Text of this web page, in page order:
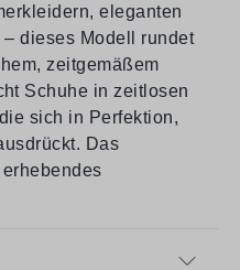
eleganten
dieses Modell rundet
zeitgemäßem
Schuhe in zeitlosen
sich in Perfektion,
Das